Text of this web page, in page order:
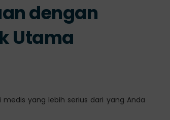
dengan
Utama
yang lebih serius dari yang Anda